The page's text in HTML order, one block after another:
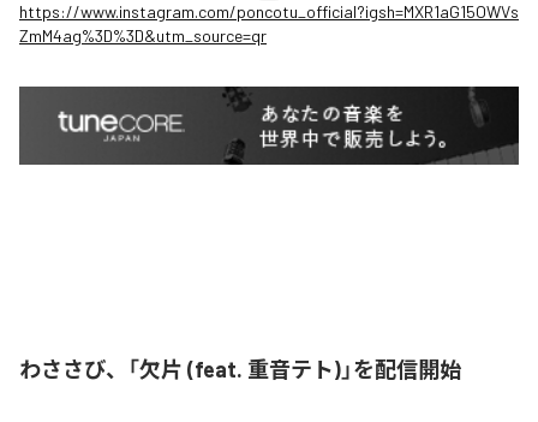
https://www.instagram.com/poncotu_official?igsh=MXR1aG15OWVs
ZmM4ag%3D%3D&utm_source=qr
わささび、「欠片 (feat. 重音テト)」を配信開始